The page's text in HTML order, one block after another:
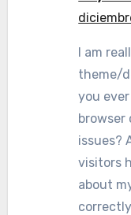
I am
theme/
you
browser
issues?
visitors
about